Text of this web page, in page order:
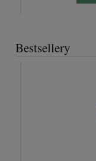
Bestsellery